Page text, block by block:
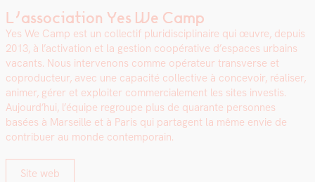
L’association Yes We Camp
Yes We Camp est un col­lec­tif pluridis­ci­plinaire qui œuvre, depuis
2013, à l’activation et la ges­tion coopéra­tive d’espaces urbains
vacants. Nous inter­venons comme opéra­teur trans­verse et
copro­duc­teur, avec une capac­ité col­lec­tive à con­cevoir, réalis­er,
ani­mer, gér­er et exploiter com­mer­ciale­ment les sites investis.
Aujourd’hui, l’équipe regroupe plus de quar­ante per­son­nes
basées à Mar­seille et à Paris qui parta­gent la même envie de
con­tribuer au monde con­tem­po­rain.
Site web